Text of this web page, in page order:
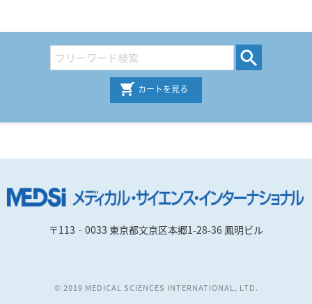
カートを見る
〒113‐0033 東京都文京区本郷1-28-36 鳳明ビル
© 2019 MEDICAL SCIENCES INTERNATIONAL, LTD.